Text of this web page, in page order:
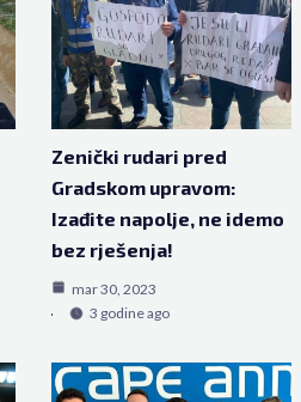
Zenički rudari pred
Gradskom upravom:
Izađite napolje, ne idemo
bez rješenja!
mar 30, 2023
3 godine ago